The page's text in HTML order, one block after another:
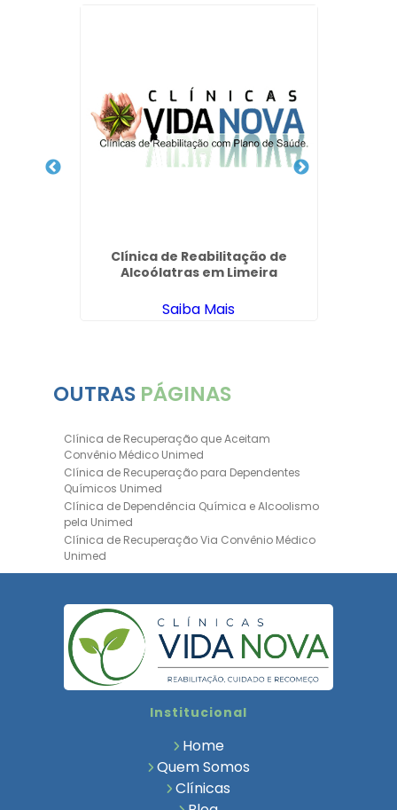
Clínica de Reabilitação de
Alcoólatras em Limeira
Saiba Mais
OUTRAS PÁGINAS
Clínica de Recuperação que Aceitam
Convênio Médico Unimed
Clínica de Recuperação para Dependentes
Químicos Unimed
Clínica de Dependência Química e Alcoolismo
pela Unimed
Clínica de Recuperação Via Convênio Médico
Unimed
Clínica de Recuperação Convênio Bradesco
Bradesco Saúde
Hospital Psiquiátrico para Dependentes
Químicos Unimed
Internação Unimed para Dependentes
Químicos
Bradesco Saúde
Clinica de Recuperação de Dependentes
Institucional
Home
Quem Somos
Clínicas